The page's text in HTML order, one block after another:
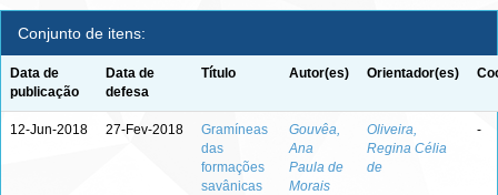
Conjunto de itens:
Data de
publicação
Data de
defesa
Título Autor(es) Orientador(es)
12-Jun-2018 27-Fev-2018
Gramíneas
das
formações
savânicas
Gouvêa,
Ana
Paula de
Morais
Oliveira,
Regina Célia
de
-